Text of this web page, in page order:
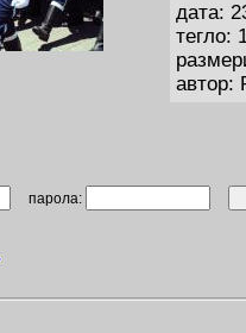
дата:
тегло:
автор:
парола: